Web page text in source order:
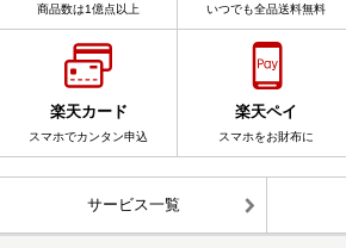
商品数は1億点以上 いつでも全品送料無料
楽天カード
スマホでカンタン申込
楽天ペイ
スマホをお財布に
サービス一覧